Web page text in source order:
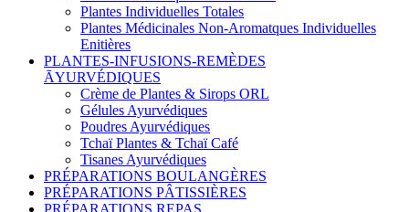
Plantes Individuelles Totales
Plantes Médicinales Non-Aromatques Individuelles
Enitières
PLANTES-INFUSIONS-REMÈDES
ĀYURVÉDIQUES
Crème de Plantes & Sirops ORL
Gélules Ayurvédiques
Poudres Ayurvédiques
Tchaï Plantes & Tchaï Café
Tisanes Ayurvédiques
PRÉPARATIONS BOULANGÈRES
PRÉPARATIONS PÂTISSIÈRES